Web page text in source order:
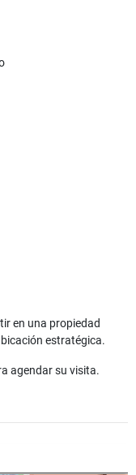
en una propiedad
estratégica.
agendar su visita.